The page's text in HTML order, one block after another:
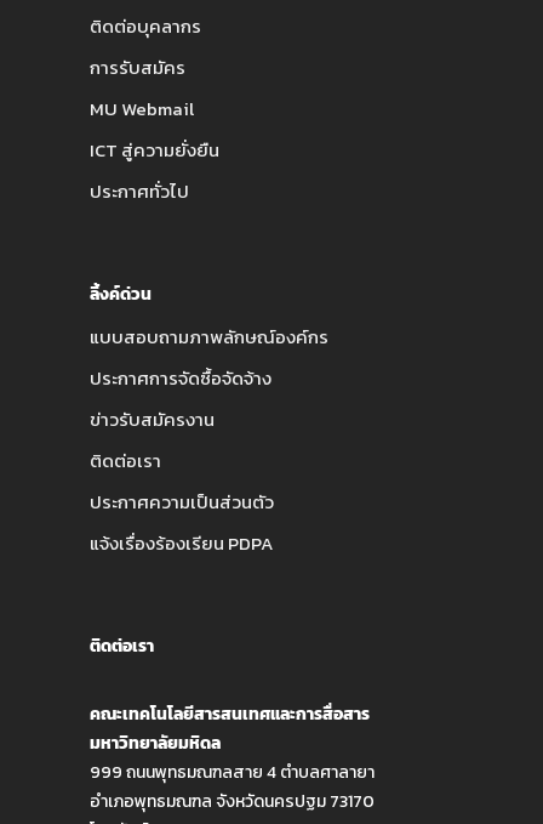
ติดต่อบุคลากร
การรับสมัคร
MU Webmail
ICT สู่ความยั่งยืน
ประกาศทั่วไป
ลิ้งค์ด่วน
แบบสอบถามภาพลักษณ์องค์กร
ประกาศการจัดซื้อจัดจ้าง
ข่าวรับสมัครงาน
ติดต่อเรา
ประกาศความเป็นส่วนตัว
แจ้งเรื่องร้องเรียน PDPA
ติดต่อเรา
คณะเทคโนโลยีสารสนเทศและการสื่อสาร
มหาวิทยาลัยมหิดล
999 ถนนพุทธมณฑลสาย 4 ตำบลศาลายา
อำเภอพุทธมณฑล จังหวัดนครปฐม 73170